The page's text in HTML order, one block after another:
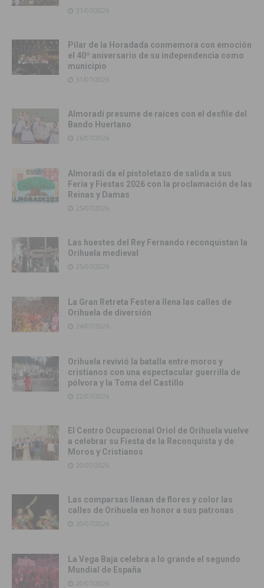
31/07/2026
Pilar de la Horadada conmemora con emoción
el 40º aniversario de su independencia como
municipio
31/07/2026
Almoradí presume de raíces con el desfile del
Bando Huertano
26/07/2026
Almoradí da el pistoletazo de salida a sus
Feria y Fiestas 2026 con la proclamación de las
Reinas y Damas
25/07/2026
Las huestes del Rey Fernando reconquistan la
Orihuela medieval
25/07/2026
La Gran Retreta Festera llena las calles de
Orihuela de diversión
24/07/2026
Orihuela revivió la batalla entre moros y
cristianos con una espectacular guerrilla de
pólvora y la Toma del Castillo
22/07/2026
El Centro Ocupacional Oriol de Orihuela vuelve
a celebrar su Fiesta de la Reconquista y de
Moros y Cristianos
20/07/2026
Las comparsas llenan de flores y color las
calles de Orihuela en honor a sus patronas
20/07/2026
La Vega Baja celebra a lo grande el segundo
Mundial de España
20/07/2026